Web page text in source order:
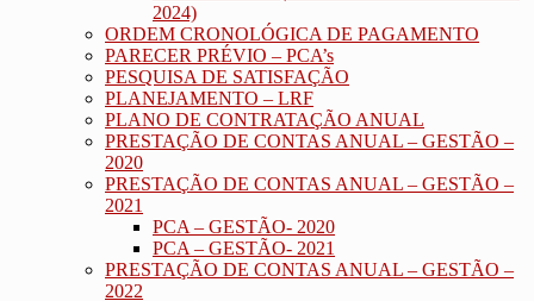
2024)
ORDEM CRONOLÓGICA DE PAGAMENTO
PARECER PRÉVIO – PCA’s
PESQUISA DE SATISFAÇÃO
PLANEJAMENTO – LRF
PLANO DE CONTRATAÇÃO ANUAL
PRESTAÇÃO DE CONTAS ANUAL – GESTÃO –
2020
PRESTAÇÃO DE CONTAS ANUAL – GESTÃO –
2021
PCA – GESTÃO- 2020
PCA – GESTÃO- 2021
PRESTAÇÃO DE CONTAS ANUAL – GESTÃO –
2022